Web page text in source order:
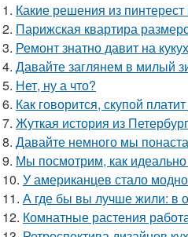
1. Какие решения из
2. Парижская квартира
3. Ремонт знатно давит на
4. Давайте заглянем в милый
5. Нет, ну а что?
6. Как говорится, скупой
7. Жуткая история из
8. Давайте немного мы
9. Мы посмотрим, как
10. У американцев стало
11. А где бы вы лучше жили: в
12. Комнатные растения